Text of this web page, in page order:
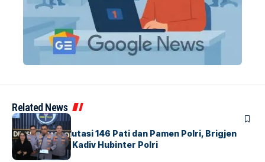
Related News
BERITA
Mabes Polri Mutasi 146 Pati dan Pamen Polri, Brigjen
Untung Jabat Kadiv Hubinter Polri